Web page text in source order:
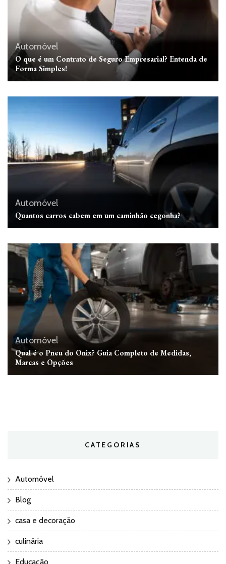
Automóvel
O que é um Contrato de Seguro Empresarial? Entenda de
Forma Simples!
Automóvel
Quantos carros cabem em um caminhão cegonha?
Automóvel
Qual é o Pneu do Onix? Guia Completo de Medidas,
Marcas e Opções
CATEGORIAS
Automóvel
Blog
casa e decoração
culinária
Educação